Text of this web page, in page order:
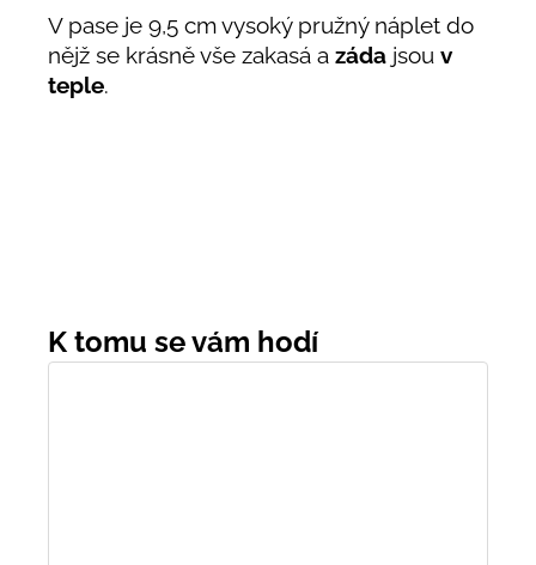
V pase je 9,5 cm vysoký pružný náplet do
nějž se krásně vše zakasá a záda jsou v
teple.